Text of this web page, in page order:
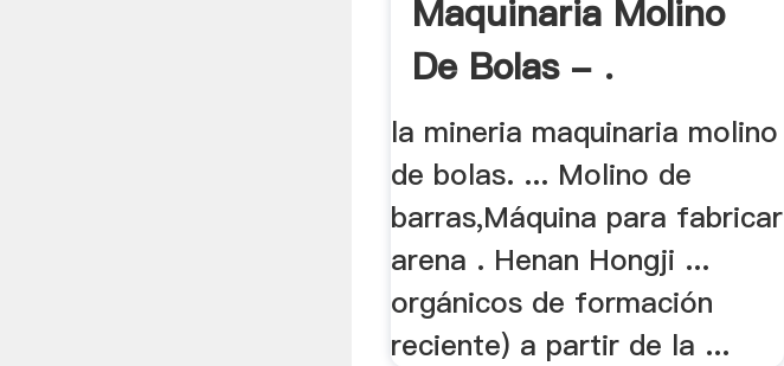
Maquinaria Molino
De Bolas - .
la mineria maquinaria molino
de bolas. ... Molino de
barras,Máquina para fabricar
arena . Henan Hongji ...
orgánicos de formación
reciente) a partir de la ...